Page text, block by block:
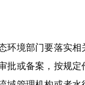
境部门要落实相
批或备案，按规